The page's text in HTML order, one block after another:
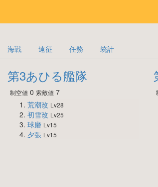
海戦 遠征 任務 統計
第3あひる艦隊
制空値 0 索敵値 7
荒潮改 Lv28
初雪改 Lv25
球磨 Lv15
夕張 Lv15